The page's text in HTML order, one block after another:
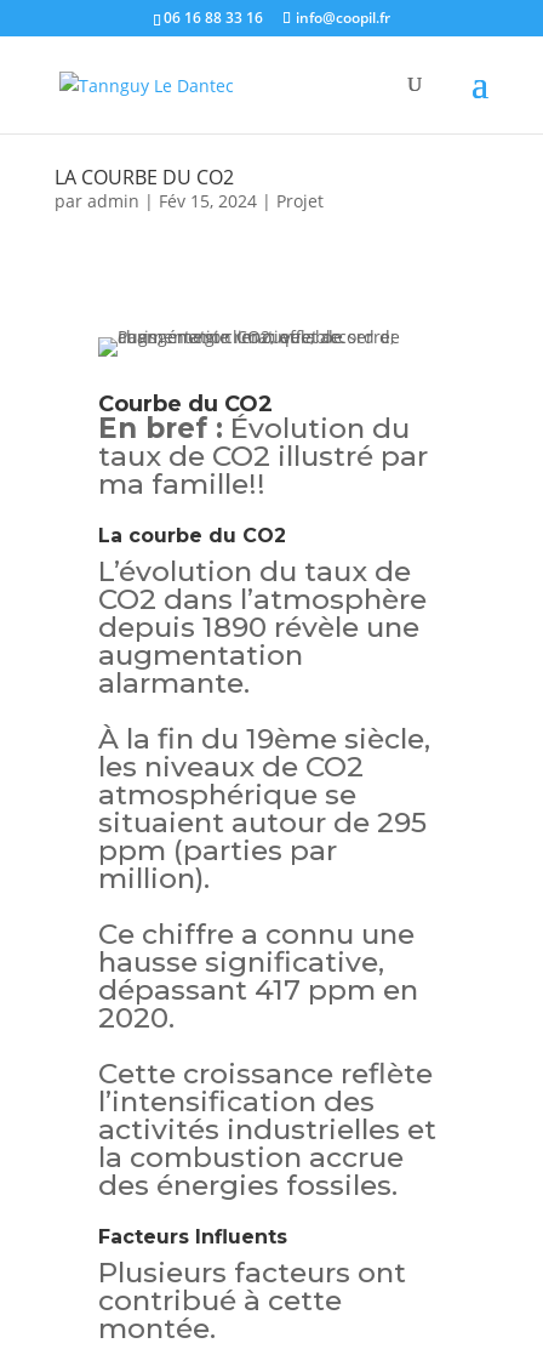
06 16 88 33 16 info@coopil.fr
LA COURBE DU CO2
par admin | Fév 15, 2024| Projet
Courbe du CO2
En bref : Évolution du
taux de CO2 illustré par
ma famille!!
La courbe du CO2
L’évolution du taux de
CO2 dans l’atmosphère
depuis 1890 révèle une
augmentation
alarmante.
À la fin du 19ème siècle,
les niveaux de CO2
atmosphérique se
situaient autour de 295
ppm (parties par
million).
Ce chiffre a connu une
hausse significative,
dépassant 417 ppm en
2020.
Cette croissance reflète
l’intensification des
activités industrielles et
la combustion accrue
des énergies fossiles.
Facteurs Influents
Plusieurs facteurs ont
contribué à cette
montée.